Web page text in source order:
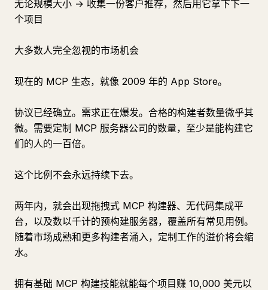
无论规模大小 → 收集一份客户推荐，然后用它拿下下一
个项目
大多数人完全忽视的市场机会
现在的 MCP 生态，就像 2009 年的 App Store。
协议已经确立。需求正在爆发。合格的构建者数量微乎其
微。需要定制 MCP 服务器公司的数量，至少是能构建它
们的人的一百倍。
这个比例不会永远持续下去。
两年内，就会出现拖拽式 MCP 构建器、无代码集成平
台，以及数以千计的预构建服务器，覆盖所有常见用例。
随着市场成熟和更多构建者涌入，定制工作的溢价将会缩
水。
拥有基础 MCP 构建技能就能每个项目赚 10,000 美元以